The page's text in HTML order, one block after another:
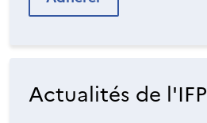
Actualités de l'IFP